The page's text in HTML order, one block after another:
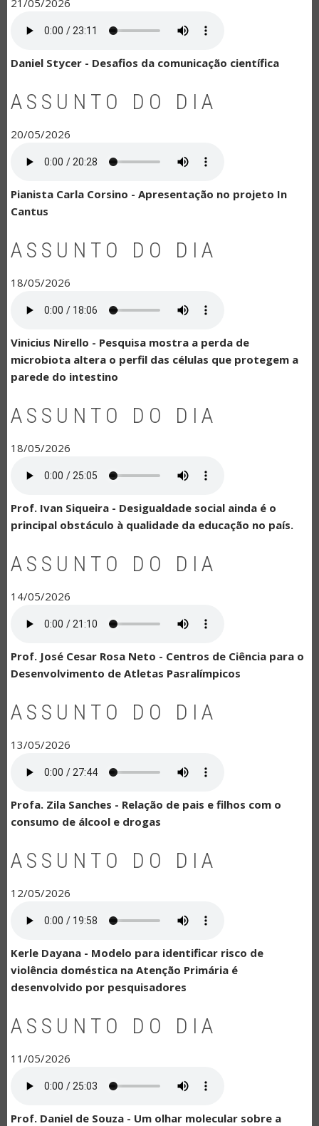
Daniel Stycer - Desafios da comunicação científica
ASSUNTO DO DIA
20/05/2026
Pianista Carla Corsino - Apresentação no projeto In
Cantus
ASSUNTO DO DIA
18/05/2026
Vinicius Nirello - Pesquisa mostra a perda de
microbiota altera o perfil das células que protegem a
parede do intestino
ASSUNTO DO DIA
18/05/2026
Prof. Ivan Siqueira - Desigualdade social ainda é o
principal obstáculo à qualidade da educação no país.
ASSUNTO DO DIA
14/05/2026
Prof. José Cesar Rosa Neto - Centros de Ciência para o
Desenvolvimento de Atletas Pasralímpicos
ASSUNTO DO DIA
13/05/2026
Profa. Zila Sanches - Relação de pais e filhos com o
consumo de álcool e drogas
ASSUNTO DO DIA
12/05/2026
Kerle Dayana - Modelo para identificar risco de
violência doméstica na Atenção Primária é
desenvolvido por pesquisadores
ASSUNTO DO DIA
11/05/2026
Prof. Daniel de Souza - Um olhar molecular sobre a